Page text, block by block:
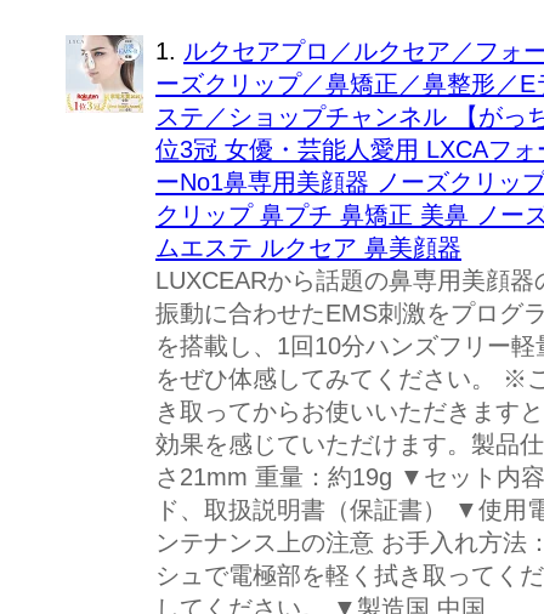
1. ルクセアプロ／ルクセア／フォ
ーズクリップ／鼻矯正／鼻整形／
ステ／ショップチャンネル 【がっ
位3冠 女優・芸能人愛用 LXCAフ
ーNo1鼻専用美顔器 ノーズクリッ
クリップ 鼻プチ 鼻矯正 美鼻 ノー
ムエステ ルクセア 鼻美顔器
LUXCEARから話題の鼻専用美顔
振動に合わせたEMS刺激をプログ
を搭載し、1回10分ハンズフリー
をぜひ体感してみてください。 ※
き取ってからお使いいただきます
効果を感じていただけます。製品
さ21mm 重量：約19g ▼セット内
ド、取扱説明書（保証書） ▼使用
ンテナンス上の注意 お手入れ方法
シュで電極部を軽く拭き取ってく
してください。 ▼製造国 中国